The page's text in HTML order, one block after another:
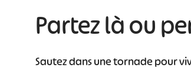
Partez là ou
Sautez dans une tornade pour